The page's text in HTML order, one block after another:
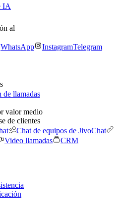
IA
al
WhatsApp InstagramTelegram
llamadas
valor medio
de clientes
Chat de equipos de JivoChat
Video llamadas
CRM